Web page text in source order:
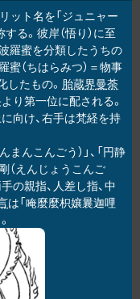
ット名を「ジュニャー
る。彼岸（悟り）に至
波羅蜜を分類したうちの
蜜（ちはらみつ）＝物事
たもの。 胎蔵界曼荼
り第一位に配される。
向け、右手は梵経を持
まんこんごう）」、「円静
（えんじょうこんご
の親指、人差し指、中
は「唵麼麼枳孃曩迦哩